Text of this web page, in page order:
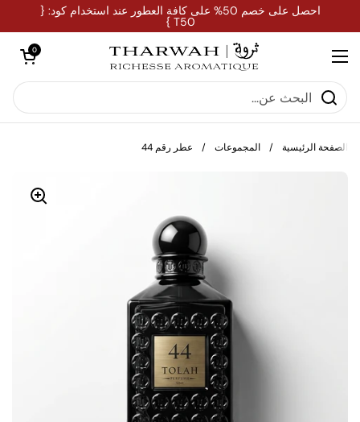
تخطي إلى المحتوى احصل على خصم 50% على كافة العطور عند استخدام كود: {
T50 }
فتح القائمة
فتح العربة
0
الصفحة الرئيسية / المجموعات / عطر رقم 44